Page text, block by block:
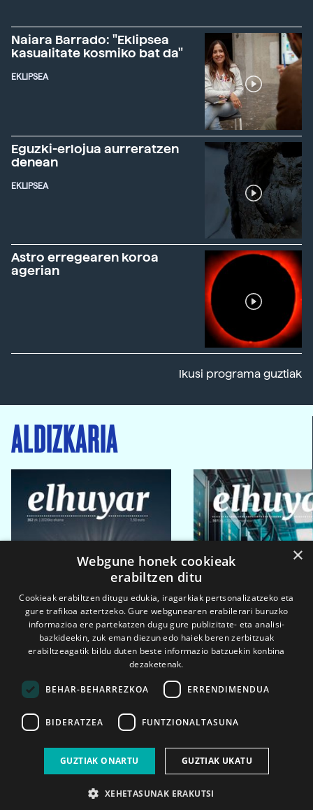
Naiara Barrado: "Eklipsea
kasualitate kosmiko bat da"
EKLIPSEA
Eguzki-erlojua aurreratzen
denean
EKLIPSEA
Astro erregearen koroa
agerian
Ikusi programa guztiak
ALDIZKARIA
2026ko eka. 1a 2026ko mar. 1a
×
Webgune honek cookieak
erabiltzen ditu
Cookieak erabiltzen ditugu edukia, iragarkiak pertsonalizatzeko eta
gure trafikoa aztertzeko. Gure webgunearen erabilerari buruzko
informazioa ere partekatzen dugu gure publizitate- eta analisi-
bazkideekin, zuk eman diezun edo haiek beren zerbitzuak
erabiltzeagatik bildu duten beste informazio batzuekin konbina
dezaketenak.
BEHAR-BEHARREZKOA ERRENDIMENDUA
BIDERATZEA FUNTZIONALTASUNA
GUZTIAK ONARTU GUZTIAK UKATU
XEHETASUNAK ERAKUTSI